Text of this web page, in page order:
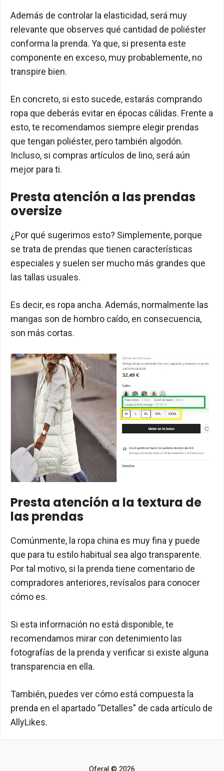
Además de controlar la elasticidad, será muy
relevante que observes qué cantidad de poliéster
conforma la prenda. Ya que, si presenta este
componente en exceso, muy probablemente, no
transpire bien.
En concreto, si esto sucede, estarás comprando
ropa que deberás evitar en épocas cálidas. Frente a
esto, te recomendamos siempre elegir prendas
que tengan poliéster, pero también algodón.
Incluso, si compras artículos de lino, será aún
mejor para ti.
Presta atención a las prendas
oversize
¿Por qué sugerimos esto? Simplemente, porque
se trata de prendas que tienen características
especiales y suelen ser mucho más grandes que
las tallas usuales.
Es decir, es ropa ancha. Además, normalmente las
mangas son de hombro caído, en consecuencia,
son más cortas.
Presta atención a la textura de
las prendas
Comúnmente, la ropa china es muy fina y puede
que para tu estilo habitual sea algo transparente.
Por tal motivo, si la prenda tiene comentario de
compradores anteriores, revísalos para conocer
cómo es.
Si esta información no está disponible, te
recomendamos mirar con detenimiento las
fotografías de la prenda y verificar si existe alguna
transparencia en ella.
También, puedes ver cómo está compuesta la
prenda en el apartado “Detalles” de cada artículo de
AllyLikes.
Oferal © 2026